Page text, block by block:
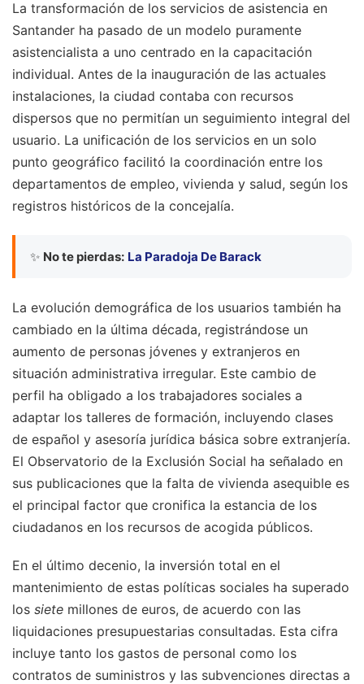
La transformación de los servicios de asistencia en
Santander ha pasado de un modelo puramente
asistencialista a uno centrado en la capacitación
individual. Antes de la inauguración de las actuales
instalaciones, la ciudad contaba con recursos
dispersos que no permitían un seguimiento integral del
usuario. La unificación de los servicios en un solo
punto geográfico facilitó la coordinación entre los
departamentos de empleo, vivienda y salud, según los
registros históricos de la concejalía.
✨ No te pierdas: La Paradoja De Barack
La evolución demográfica de los usuarios también ha
cambiado en la última década, registrándose un
aumento de personas jóvenes y extranjeros en
situación administrativa irregular. Este cambio de
perfil ha obligado a los trabajadores sociales a
adaptar los talleres de formación, incluyendo clases
de español y asesoría jurídica básica sobre extranjería.
El Observatorio de la Exclusión Social ha señalado en
sus publicaciones que la falta de vivienda asequible es
el principal factor que cronifica la estancia de los
ciudadanos en los recursos de acogida públicos.
En el último decenio, la inversión total en el
mantenimiento de estas políticas sociales ha superado
los siete millones de euros, de acuerdo con las
liquidaciones presupuestarias consultadas. Esta cifra
incluye tanto los gastos de personal como los
contratos de suministros y las subvenciones directas a